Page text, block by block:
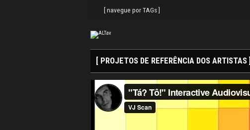
content
[ navegue por TAGs ]
[ PROJETOS DE REFERÊNCIA DOS ARTISTAS ]